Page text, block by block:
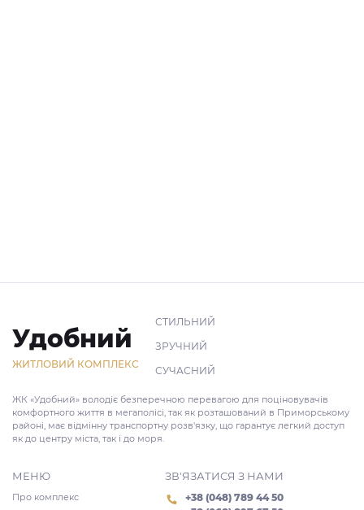
Удобний
ЖИТЛОВИЙ КОМПЛЕКС
СТИЛЬНИЙ
ЗРУЧНИЙ
СУЧАСНИЙ
ЖК «Удобний» володіє безперечною перевагою для поціновувачів
комфортного життя в мегаполісі, так як розташований в Приморському
районі, має відмінну транспортну розв'язку, що гарантує легкий доступ
як до центру міста, так і до моря.
МЕНЮ
Про комплекс
ЗВ'ЯЗАТИСЯ З НАМИ
+38 (048) 789 44 50